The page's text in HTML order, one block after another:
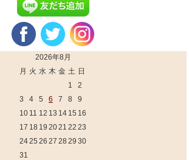
2026年8月
月 火 水 木 金 土 日
1
2
3
4 5 6 7 8
9
10 11 12 13 14 15 16
17 18 19 2021 22 23
2425 26 27 28 29 30
31